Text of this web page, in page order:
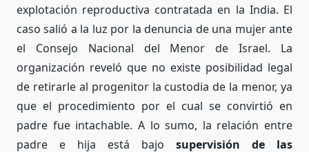
explotación reproductiva contratada en la India. El
caso salió a la luz por la denuncia de una mujer ante
el Consejo Nacional del Menor de Israel. La
organización reveló que no existe posibilidad legal
de retirarle al progenitor la custodia de la menor, ya
que el procedimiento por el cual se convirtió en
padre fue intachable. A lo sumo, la relación entre
padre e hija está bajo supervisión de las